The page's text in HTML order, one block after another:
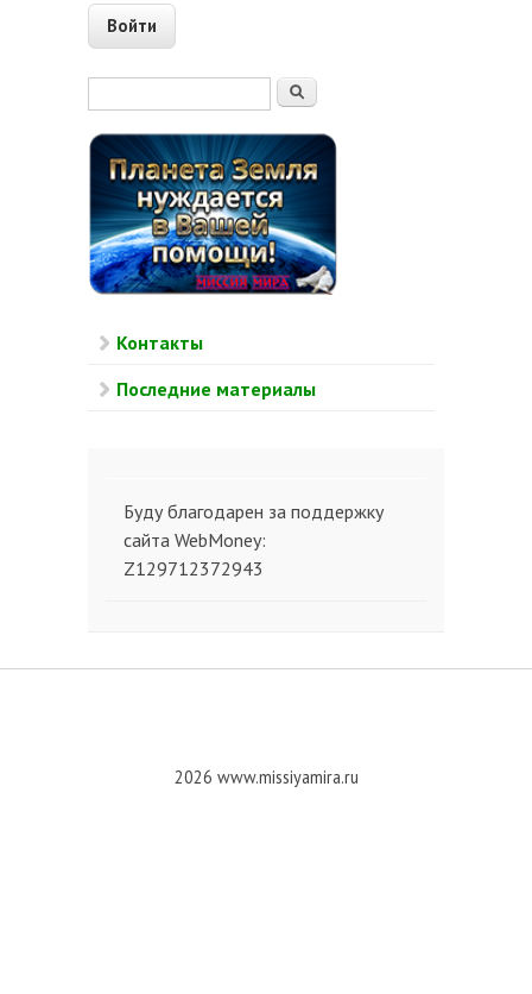
Поиск
Контакты
Последние материалы
Буду благодарен за поддержку
сайта WebMoney:
Z129712372943
2026 www.missiyamira.ru